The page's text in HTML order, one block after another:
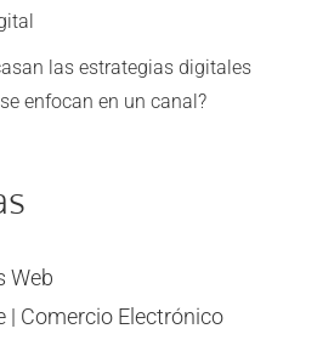
las estrategias digitales
enfocan en un canal?
Web
| Comercio Electrónico